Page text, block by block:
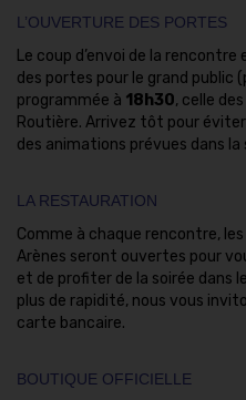
L’OUVERTURE DES PORTES
Le coup d’envoi de la rencontre
des portes pour le grand public
programmée à 18h30, celle
Routière. Arrivez tôt pour
des animations prévues dans la
LA RESTAURATION
Comme à chaque rencontre,
Arènes seront ouvertes pour
et de profiter de la soirée dans
plus de rapidité, nous vous
carte bancaire.
BOUTIQUE OFFICIELLE